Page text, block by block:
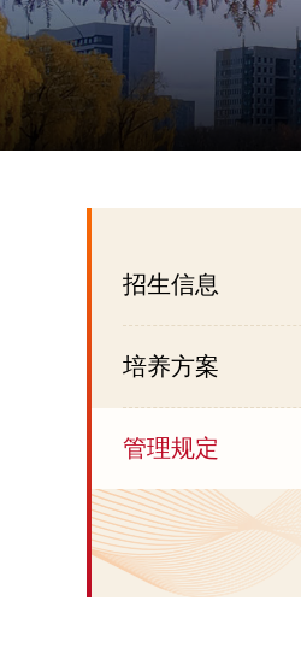
招生信息
培养方案
管理规定